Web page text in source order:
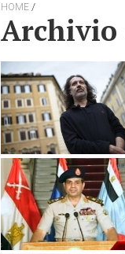
HOME /
Archivio